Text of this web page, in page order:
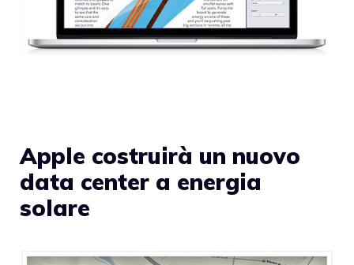
Apple costruirà un nuovo
data center a energia
solare